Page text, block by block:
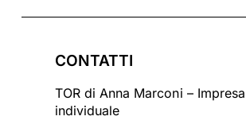
CONTATTI
TOR di Anna Marconi – Impresa
individuale